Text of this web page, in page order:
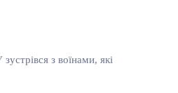
з воїнами, які